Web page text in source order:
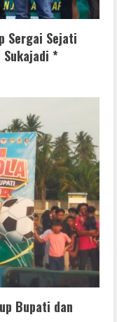
seniman
Bersama Para
Serta Musisi
Sergai Sejati
Sukajadi *
Bupati dan